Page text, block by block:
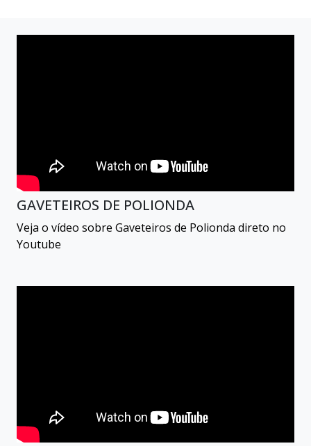
GAVETEIROS DE POLIONDA
Veja o vídeo sobre Gaveteiros de Polionda direto no
Youtube